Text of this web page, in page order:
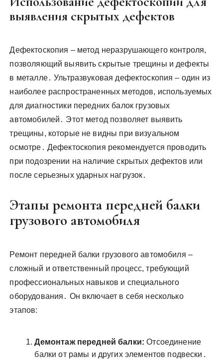
выявления скрытых дефектов
Дефектоскопия – метод неразрушающего контроля,
позволяющий выявить скрытые трещины и дефекты
в металле․ Ультразвуковая дефектоскопия – один из
наиболее распространенных методов, используемых
для диагностики передних балок грузовых
автомобилей․ Этот метод позволяет выявить
трещины, которые не видны при визуальном
осмотре․ Дефектоскопия рекомендуется проводить
при подозрении на наличие скрытых дефектов или
после серьезных ударных нагрузок․
Этапы ремонта передней балки
грузового автомобиля
Ремонт передней балки грузового автомобиля –
сложный и ответственный процесс, требующий
профессиональных навыков и специального
оборудования․ Он включает в себя несколько
этапов:
Демонтаж передней балки: Отсоединение
балки от рамы и других элементов подвески․